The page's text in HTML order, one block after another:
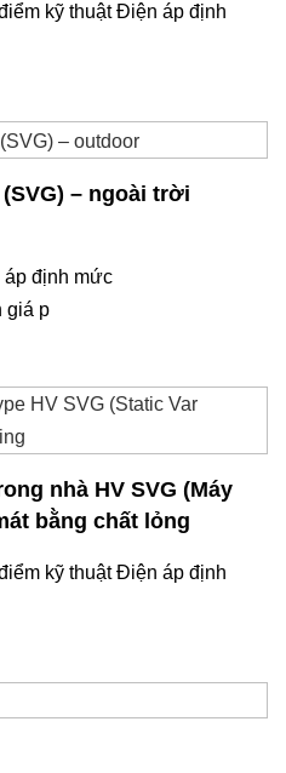
– ngoài trời
Đánh giá p
nhà HV SVG (Máy
bằng chất lỏng